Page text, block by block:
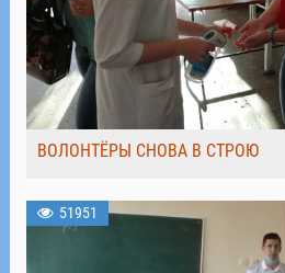
ВОЛОНТЁРЫ СНОВА В СТРОЮ
51951